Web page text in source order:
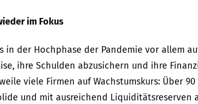
im Fokus
in der Hochphase der Pandemie vor allem
ihre Schulden abzusichern und ihre
viele Firmen auf Wachstumskurs: Über
und mit ausreichend Liquiditätsreserven